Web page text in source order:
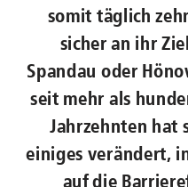
somit täglich
sicher an ihr
Spandau oder
seit mehr als
Jahrzehnten hat
einiges verändert,
auf die